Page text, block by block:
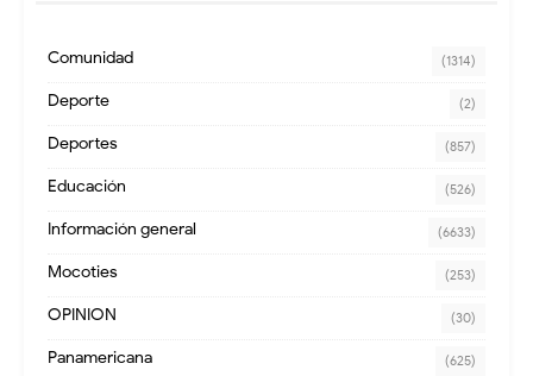
Comunidad (1314)
Deporte (2)
Deportes (857)
Educación (526)
Información general (6633)
Mocoties (253)
OPINION (30)
Panamericana (625)